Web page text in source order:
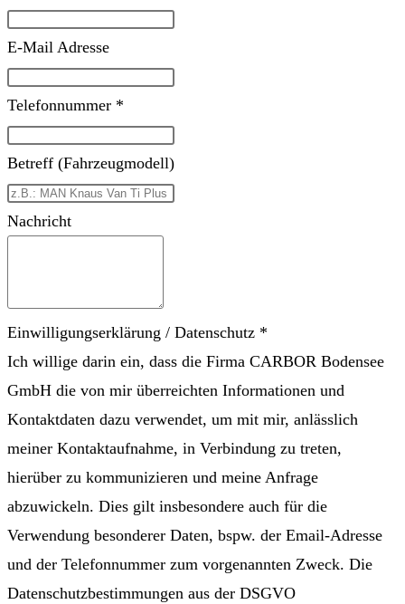
E-Mail Adresse
Telefonnummer *
Betreff (Fahrzeugmodell)
Nachricht
Einwilligungserklärung / Datenschutz *
Ich willige darin ein, dass die Firma CARBOR Bodensee
GmbH die von mir überreichten Informationen und
Kontaktdaten dazu verwendet, um mit mir, anlässlich
meiner Kontaktaufnahme, in Verbindung zu treten,
hierüber zu kommunizieren und meine Anfrage
abzuwickeln. Dies gilt insbesondere auch für die
Verwendung besonderer Daten, bspw. der Email-Adresse
und der Telefonnummer zum vorgenannten Zweck. Die
Datenschutzbestimmungen aus der DSGVO